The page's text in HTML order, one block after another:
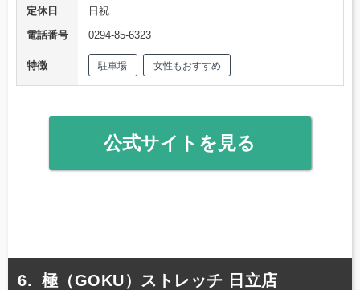
定休日
日祝
電話番号
0294-85-6323
特徴 駐車場 女性もおすすめ
公式サイトを見る
極（GOKU）ストレッチ 日立店